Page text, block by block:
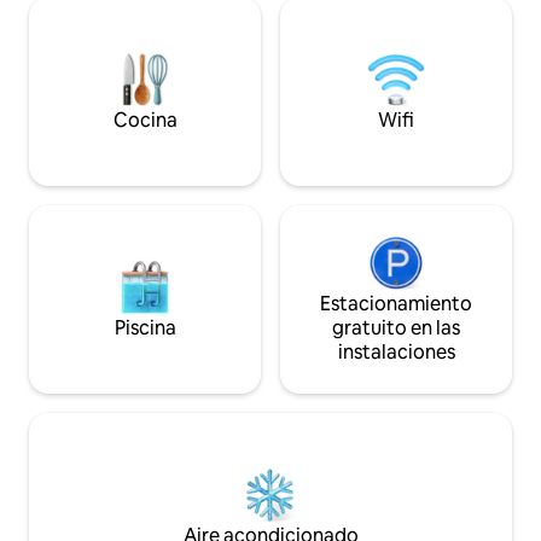
por su estancia, que se solicitará a través
de Air BnB en el momento de la
reservación.
Melbourne
Capacidad para 4
tamaño queen 2
Cocina Wifi
Piscina
Estacionamiento
gratuito en las
instalaciones